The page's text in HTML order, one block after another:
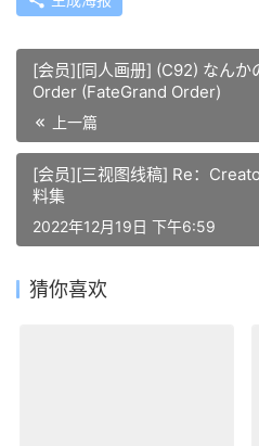
[会员][同人画册] (C92) なん
Order (FateGrand Order)
上一篇
[会员][三视图线稿] Re：
料集
2022年12月19日 下午6:59
猜你喜欢